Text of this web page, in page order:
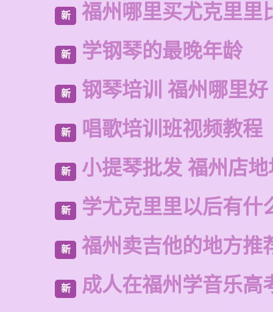
新 福州哪里买尤克里里
新 学钢琴的最晚年龄
新 钢琴培训 福州哪里好
新 唱歌培训班视频教程
新 小提琴批发 福州店地
新 学尤克里里以后有什
新 福州卖吉他的地方推
新 成人在福州学音乐高